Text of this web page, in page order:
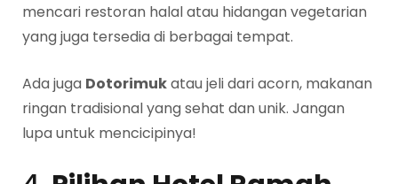
mencari restoran halal atau hidangan vegetarian
yang juga tersedia di berbagai tempat.
Ada juga Dotorimukatau jeli dari acorn, makanan
ringan tradisional yang sehat dan unik. Jangan
lupa untuk mencicipinya!